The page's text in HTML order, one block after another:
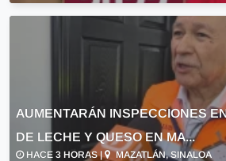
AUMENTARÁN INSPECCIONES
DE LECHE Y QUESO EN MA...
HACE 3 HORAS | MAZATLÁN, SINALOA